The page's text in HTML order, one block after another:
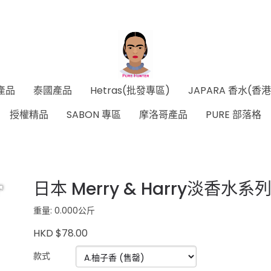
品 泰國產品 Hetras(批發專區) JAPARA 香水(香
授權精品
SABON 專區 摩洛哥產品 PURE 部落格
日本 Merry & Harry淡香水系
重量: 0.000公斤
HKD $78.00
款式